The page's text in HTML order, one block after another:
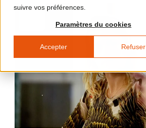
suivre vos préférences.
Paramètres du cookies
Accepter Refuser